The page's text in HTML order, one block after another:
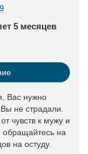
5 месяцев
Вас нужно
не страдали.
чувств к мужу и
обращайтесь на
на остуду.